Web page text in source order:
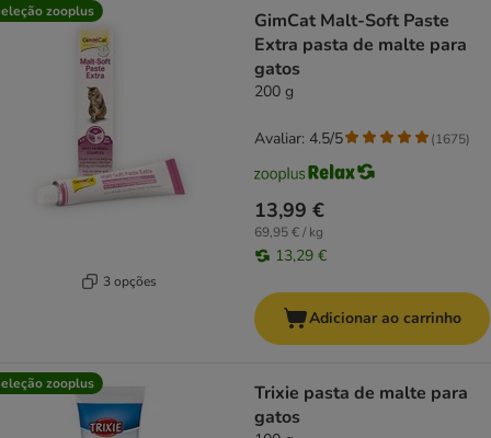
zooplus
3 opções
GimCat Malt-Soft Paste
Extra pasta de malte para
gatos
200 g
13,99 €
69,95 € / kg
13,29 €
Avaliar: 4.5/5 (1675)
Adicionar ao carrinho
zooplus
Trixie pasta de malte para
gatos